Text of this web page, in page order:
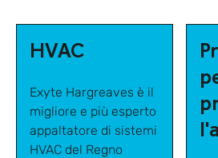
HVAC
Exyte Hargreaves è il
migliore e più esperto
appaltatore di sistemi
HVAC del Regno